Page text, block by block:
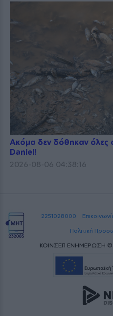
Ακόμα δεν δόθηκαν όλες
Daniel!
2026-08-06 04:38:16
2251028000
Πολιτική
ΚΟΙΝΣΕΠ ΕΝΗΜΕΡΩΣΗ ©